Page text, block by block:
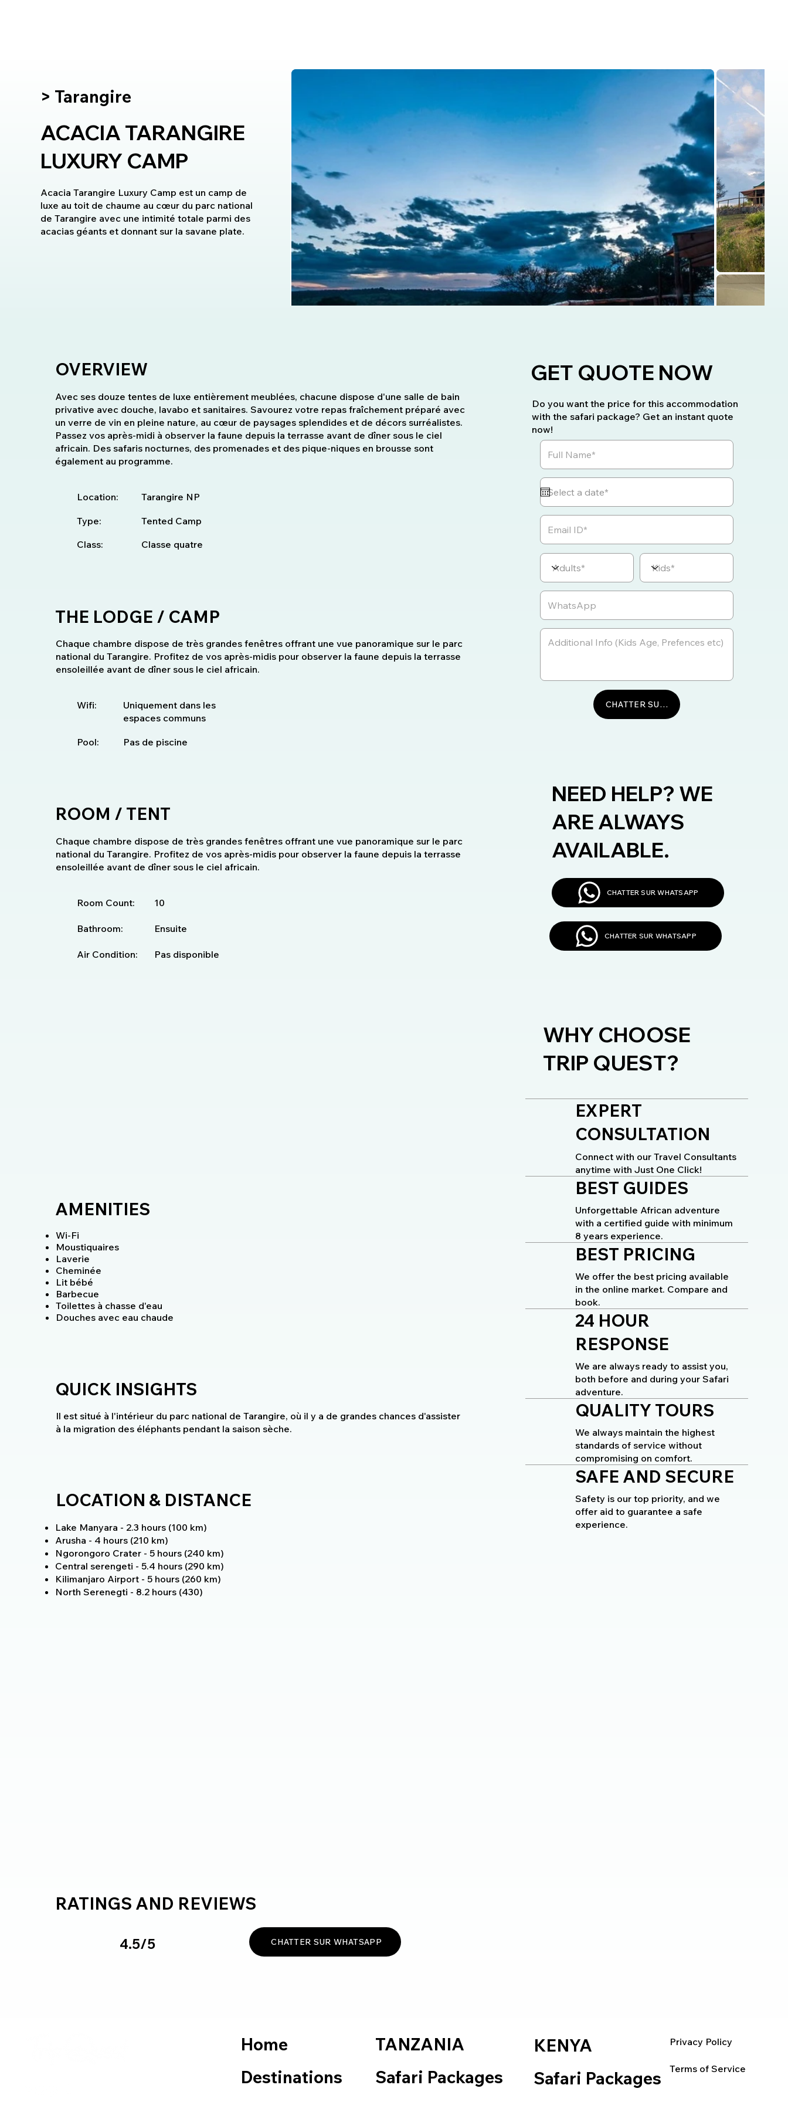
> Tarangire
ACACIA TARANGIRE
LUXURY CAMP
Acacia Tarangire Luxury Camp est un camp de
luxe au toit de chaume au cœur du parc national
de Tarangire avec une intimité totale parmi des
acacias géants et donnant sur la savane plate.
OVERVIEW
Avec ses douze tentes de luxe entièrement meublées, chacune dispose d'une salle de bain
privative avec douche, lavabo et sanitaires. Savourez votre repas fraîchement préparé avec
un verre de vin en pleine nature, au cœur de paysages splendides et de décors surréalistes.
Passez vos après-midi à observer la faune depuis la terrasse avant de dîner sous le ciel
africain. Des safaris nocturnes, des promenades et des pique-niques en brousse sont
également au programme.
Location: Tarangire NP
Type: Tented Camp
Class: Classe quatre
THE LODGE / CAMP
Chaque chambre dispose de très grandes fenêtres offrant une vue panoramique sur le parc
national du Tarangire. Profitez de vos après-midis pour observer la faune depuis la terrasse
ensoleillée avant de dîner sous le ciel africain.
Wifi:
Uniquement dans les
espaces communs
Pool: Pas de piscine
ROOM / TENT
Chaque chambre dispose de très grandes fenêtres offrant une vue panoramique sur le parc
national du Tarangire. Profitez de vos après-midis pour observer la faune depuis la terrasse
ensoleillée avant de dîner sous le ciel africain.
Room Count: 10
Bathroom: Ensuite
Air Condition: Pas disponible
AMENITIES
Wi-Fi
Moustiquaires
Laverie
Cheminée
Lit bébé
Barbecue
Toilettes à chasse d'eau
Douches avec eau chaude
QUICK INSIGHTS
Il est situé à l'intérieur du parc national de Tarangire, où il y a de grandes chances d'assister
à la migration des éléphants pendant la saison sèche.
LOCATION & DISTANCE
Lake Manyara - 2.3 hours (100 km)
Arusha - 4 hours (210 km)
Ngorongoro Crater - 5 hours (240 km)
Central serengeti - 5.4 hours (290 km)
Kilimanjaro Airport - 5 hours (260 km)
North Serenegti - 8.2 hours (430)
RATINGS AND REVIEWS
4.5/5 CHATTER SUR WHATSAPP
GET QUOTE NOW
Do you want the price for this accommodation
with the safari package? Get an instant quote
now!
CHATTER SUR WHATSAPP
NEED HELP? WE
ARE ALWAYS
AVAILABLE.
CHATTER SUR WHATSAPP
CHATTER SUR WHATSAPP
WHY CHOOSE
TRIP QUEST?
EXPERT
CONSULTATION
Connect with our Travel Consultants
anytime with Just One Click!
BEST GUIDES
Unforgettable African adventure
with a certified guide with minimum
8 years experience.
BEST PRICING
We offer the best pricing available
in the online market. Compare and
book.
24 HOUR
RESPONSE
We are always ready to assist you,
both before and during your Safari
adventure.
QUALITY TOURS
We always maintain the highest
standards of service without
compromising on comfort.
SAFE AND SECURE
Safety is our top priority, and we
offer aid to guarantee a safe
experience.
Home
Destinations
TANZANIA
Safari Packages
KENYA
Safari Packages
Privacy Policy
Terms of Service